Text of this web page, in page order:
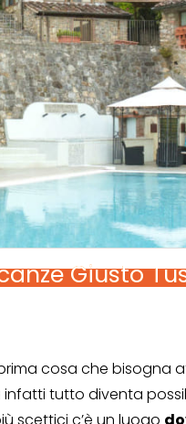
Giusto
cosa che bisogna
tutto diventa
scettici c’è un luogo